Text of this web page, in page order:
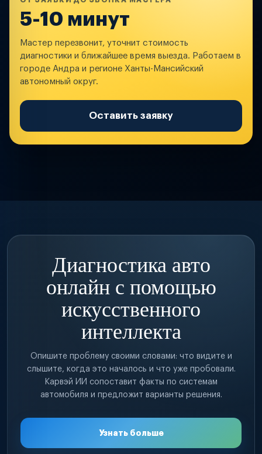
5-10 минут
Мастер перезвонит, уточнит стоимость
диагностики и ближайшее время выезда. Работаем в
городе Андра и регионе Ханты-Мансийский
автономный округ.
Оставить заявку
Диагностика авто
онлайн с помощью
искусственного
интеллекта
Опишите проблему своими словами: что видите и
слышите, когда это началось и что уже пробовали.
Карвэй ИИ сопоставит факты по системам
автомобиля и предложит варианты решения.
Узнать больше